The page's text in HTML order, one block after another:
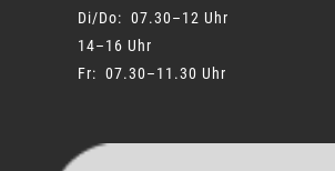
Di/Do: 07.30–12 Uhr
14–16 Uhr
Fr: 07.30–11.30 Uhr